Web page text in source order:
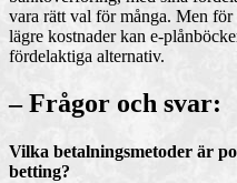
vara rätt val för många. Men
lägre kostnader kan e-
fördelaktiga alternativ.
– Frågor och svar:
Vilka betalningsmetoder är
betting?